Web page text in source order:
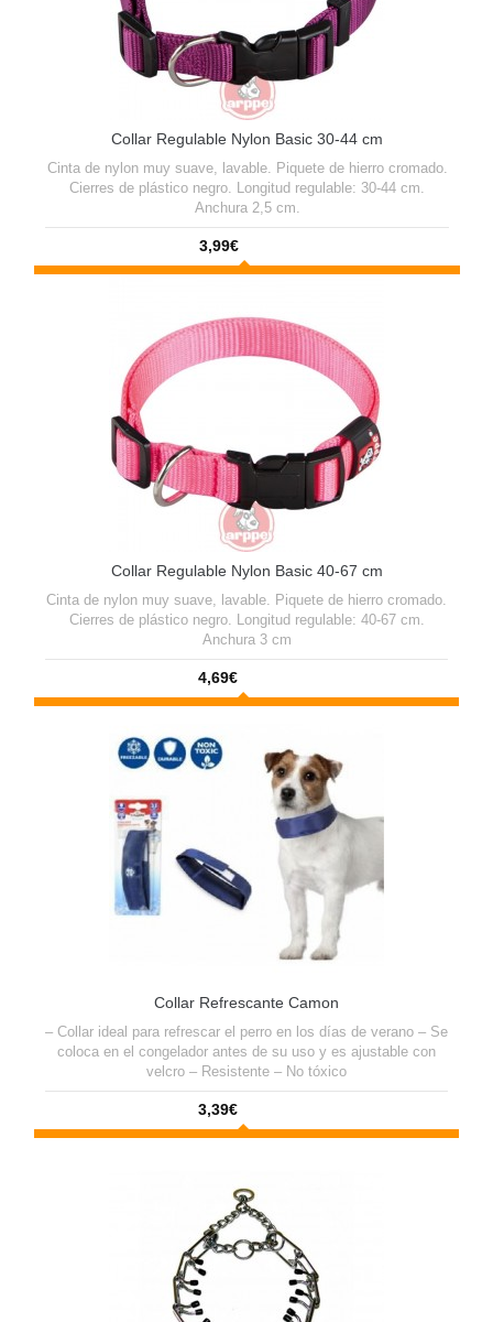
Collar Regulable Nylon Basic 30-44 cm
Cinta de nylon muy suave, lavable. Piquete de hierro cromado.
Cierres de plástico negro. Longitud regulable: 30-44 cm.
Anchura 2,5 cm.
3,99€
Collar Regulable Nylon Basic 40-67 cm
Cinta de nylon muy suave, lavable. Piquete de hierro cromado.
Cierres de plástico negro. Longitud regulable: 40-67 cm.
Anchura 3 cm
4,69€
Collar Refrescante Camon
– Collar ideal para refrescar el perro en los días de verano – Se
coloca en el congelador antes de su uso y es ajustable con
velcro – Resistente – No tóxico
3,39€